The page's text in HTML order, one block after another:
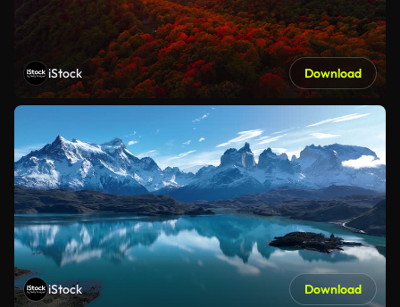
iStock Download
iStock Download